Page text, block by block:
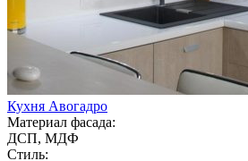
Кухня Авогадро
Материал фасада:
ДСП, МДФ
Стиль: